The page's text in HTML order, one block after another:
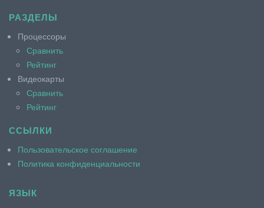
РАЗДЕЛЫ
Процессоры
Сравнить
Рейтинг
Видеокарты
Сравнить
Рейтинг
ССЫЛКИ
Пользовательское соглашение
Политика конфиденциальности
ЯЗЫК